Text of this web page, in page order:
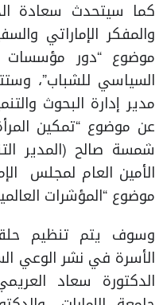
كما سيتحدث سعادة
والمفكر الإماراتي
موضوع “دور مؤسسات
السياسي للشباب”،
مدير إدارة البحوث
عن موضوع “تمكين
شمسة صالح (المدير
الأمين العام لمجلس
موضوع “المؤشرات
وسوف يتم تنظيم
الأسرة في نشر الوعي
الدكتورة سعاد